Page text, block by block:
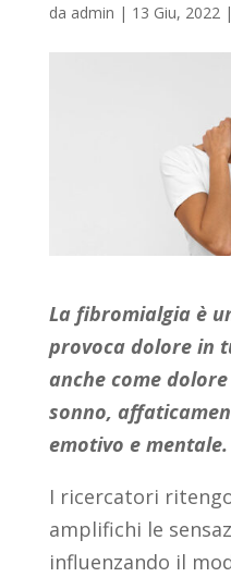
da admin | 13 Giu, 2022 |
La fibromialgia è
provoca dolore in
anche come
sonno,
emotivo e mentale.
I ricercatori
amplifichi le
influenzando il